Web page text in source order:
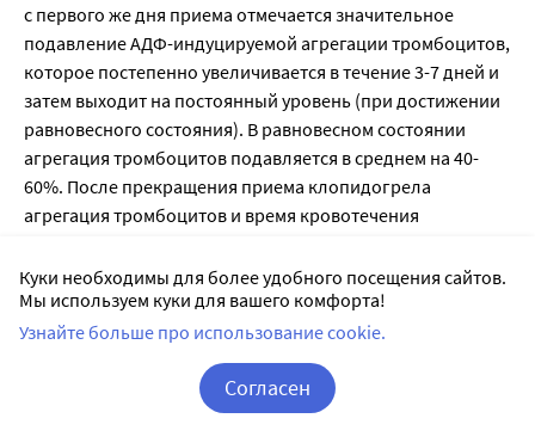
с первого же дня приема отмечается значительное
подавление АДФ-индуцируемой агрегации тромбоцитов,
которое постепенно увеличивается в течение 3-7 дней и
затем выходит на постоянный уровень (при достижении
равновесного состояния). В равновесном состоянии
агрегация тромбоцитов подавляется в среднем на 40-
60%. После прекращения приема клопидогрела
агрегация тромбоцитов и время кровотечения
среднем в течение 5 дней.
Особые условия
При лечении препаратом Клопидогрел-СЗ, особенно в
течение первых недель терапии и/или после инвазивных
Куки необходимы для более удобного посещения сайтов.
Мы используем куки для вашего комфорта!
Узнайте больше про использование cookie.
Согласен